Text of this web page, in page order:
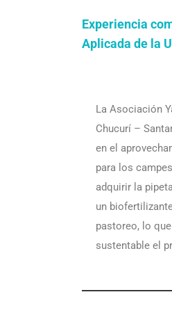
Experiencia
Aplicada de la
La Asociación
Chucurí –
en el
para los
adquirir la
un
pastoreo, lo
sustentable el